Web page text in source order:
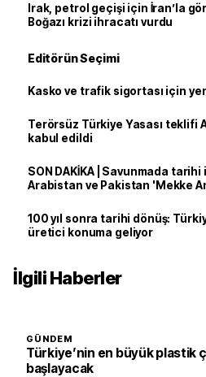
Irak, petrol geçişi için İran’la
Boğazı krizi ihracatı vurdu
Editörün Seçimi
Kasko ve trafik sigortası için
Terörsüz Türkiye Yasası teklifi
kabul edildi
SON DAKİKA | Savunmada
Arabistan ve Pakistan 'Mekke
100 yıl sonra tarihi dönüş:
üretici konuma geliyor
İlgili Haberler
GÜNDEM
Türkiye’nin en büyük plastik
başlayacak